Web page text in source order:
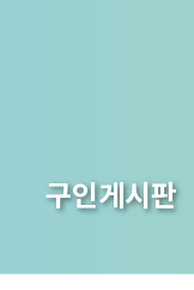
구인게시판